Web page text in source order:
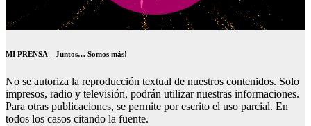
MI PRENSA – Juntos… Somos más!
No se autoriza la reproducción textual de nuestros contenidos. Solo
impresos, radio y televisión, podrán utilizar nuestras informaciones.
Para otras publicaciones, se permite por escrito el uso parcial. En
todos los casos citando la fuente.